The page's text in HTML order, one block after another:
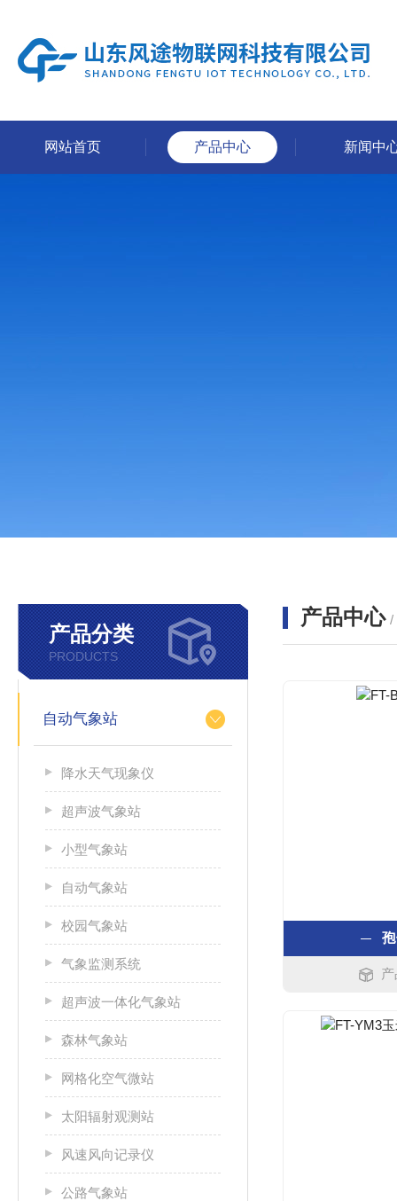
网站首页 产品中心 新闻中
产品分类
PRODUCTS
自动气象站
降水天气现象仪
超声波气象站
小型气象站
自动气象站
校园气象站
气象监测系统
超声波一体化气象站
森林气象站
网格化空气微站
太阳辐射观测站
风速风向记录仪
公路气象站
产品中心 /